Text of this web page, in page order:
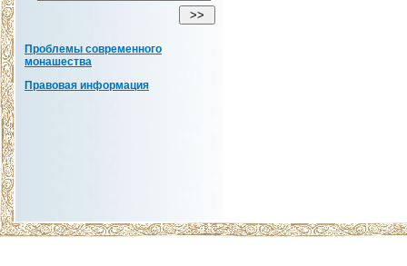
Проблемы современного
монашества
Правовая информация